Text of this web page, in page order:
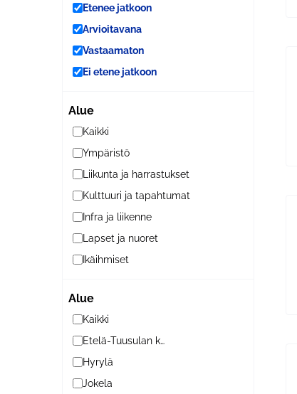
Etenee jatkoon
Arvioitavana
Vastaamaton
Ei etene jatkoon
Alue
Kaikki
Ympäristö
Liikunta ja harrastukset
Kulttuuri ja tapahtumat
Infra ja liikenne
Lapset ja nuoret
Ikäihmiset
Alue
Kaikki
Etelä-Tuusulan kylät
Hyrylä
Jokela